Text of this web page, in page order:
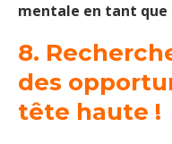
mentale en tant que
8.
des
tête haute !